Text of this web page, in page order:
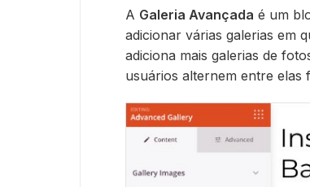
A Galeria Avançada é um
adicionar várias galerias em
adiciona mais galerias de
usuários alternem entre elas